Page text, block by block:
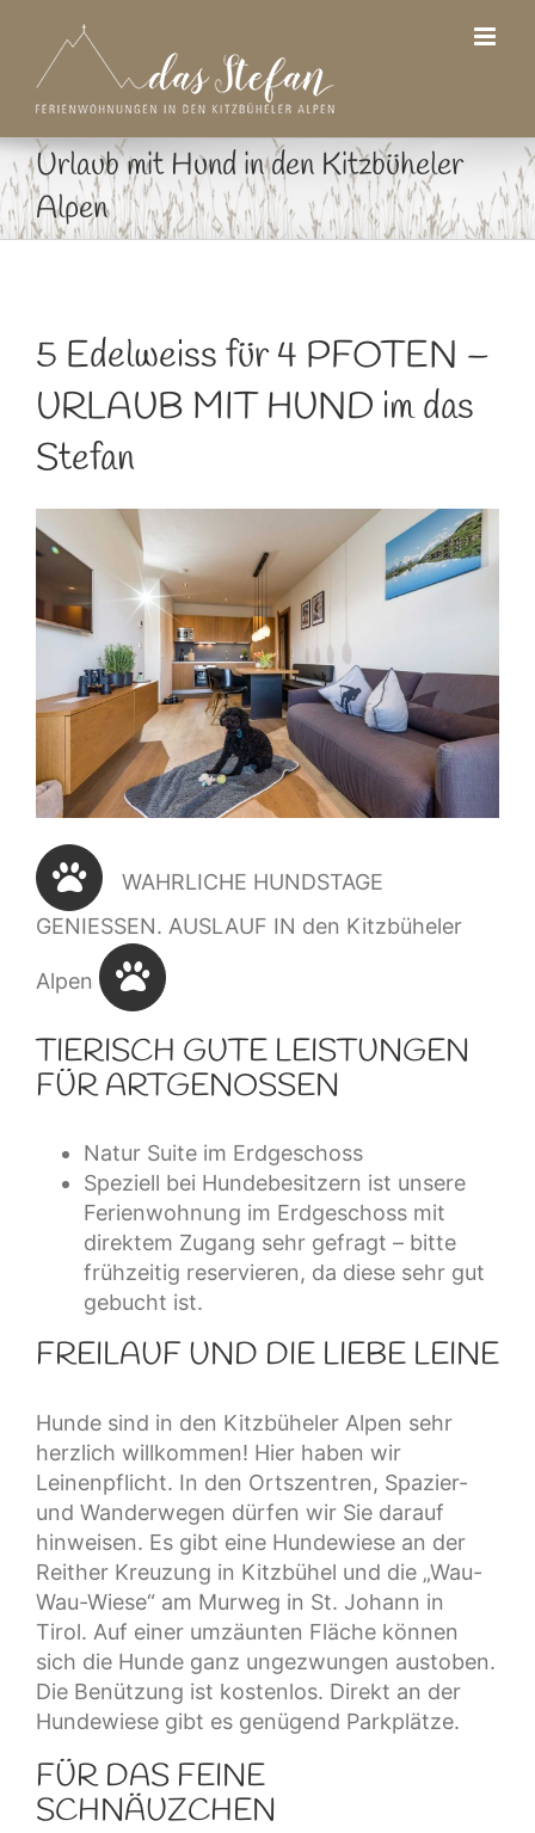
springen
Urlaub mit Hund in den Kitzbüheler
Alpen
5 Edelweiss für 4 PFOTEN –
URLAUB MIT HUND im das
Stefan
WAHRLICHE HUNDSTAGE
GENIESSEN. AUSLAUF IN den Kitzbüheler
Alpen
TIERISCH GUTE LEISTUNGEN
FÜR ARTGENOSSEN
Natur Suite im Erdgeschoss
Speziell bei Hundebesitzern ist unsere
Ferienwohnung im Erdgeschoss mit
direktem Zugang sehr gefragt – bitte
frühzeitig reservieren, da diese sehr gut
gebucht ist.
FREILAUF UND DIE LIEBE LEINE
Hunde sind in den Kitzbüheler Alpen sehr
herzlich willkommen! Hier haben wir
Leinenpflicht. In den Ortszentren, Spazier-
und Wanderwegen dürfen wir Sie darauf
hinweisen. Es gibt eine Hundewiese an der
Reither Kreuzung in Kitzbühel und die „Wau-
Wau-Wiese“ am Murweg in St. Johann in
Tirol. Auf einer umzäunten Fläche können
sich die Hunde ganz ungezwungen austoben.
Die Benützung ist kostenlos. Direkt an der
Hundewiese gibt es genügend Parkplätze.
FÜR DAS FEINE
SCHNÄUZCHEN